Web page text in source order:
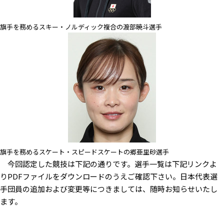
旗手を務めるスキー・ノルディック複合の渡部暁斗選手
旗手を務めるスケート・スピードスケートの郷亜里砂選手
今回認定した競技は下記の通りです。選手一覧は下記リンクよ
りPDFファイルをダウンロードのうえご確認下さい。日本代表選
手団員の追加および変更等につきましては、随時お知らせいたし
ます。